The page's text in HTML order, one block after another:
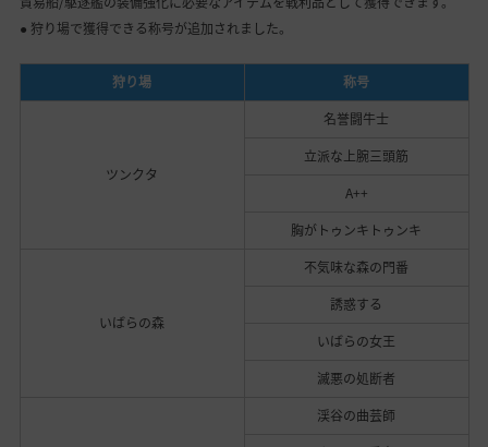
● 狩り場で獲得できる称号が追加されました。
狩り場 称号
ツンクタ
名誉闘牛士
立派な上腕三頭筋
A++
胸がトゥンキトゥンキ
いばらの森
不気味な森の門番
誘惑する
いばらの女王
滅悪の処断者
渓谷の曲芸師